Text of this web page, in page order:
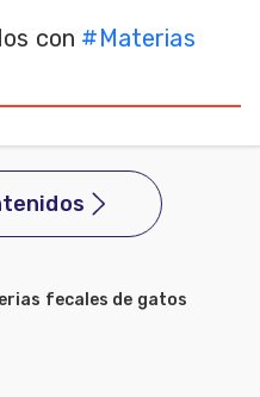
con #Materias
fecales de gatos